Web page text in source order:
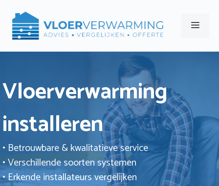
naar
Menu
Vloerverwarming
installeren
• Betrouwbare & kwalitatieve service
• Verschillende soorten systemen
• Erkende installateurs vergelijken